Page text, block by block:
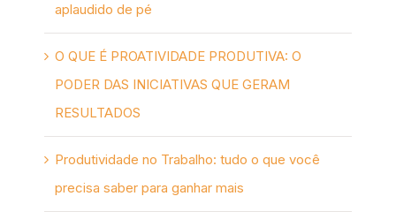
aplaudido de pé
O QUE É PROATIVIDADE PRODUTIVA: O
PODER DAS INICIATIVAS QUE GERAM
RESULTADOS
Produtividade no Trabalho: tudo o que você
precisa saber para ganhar mais